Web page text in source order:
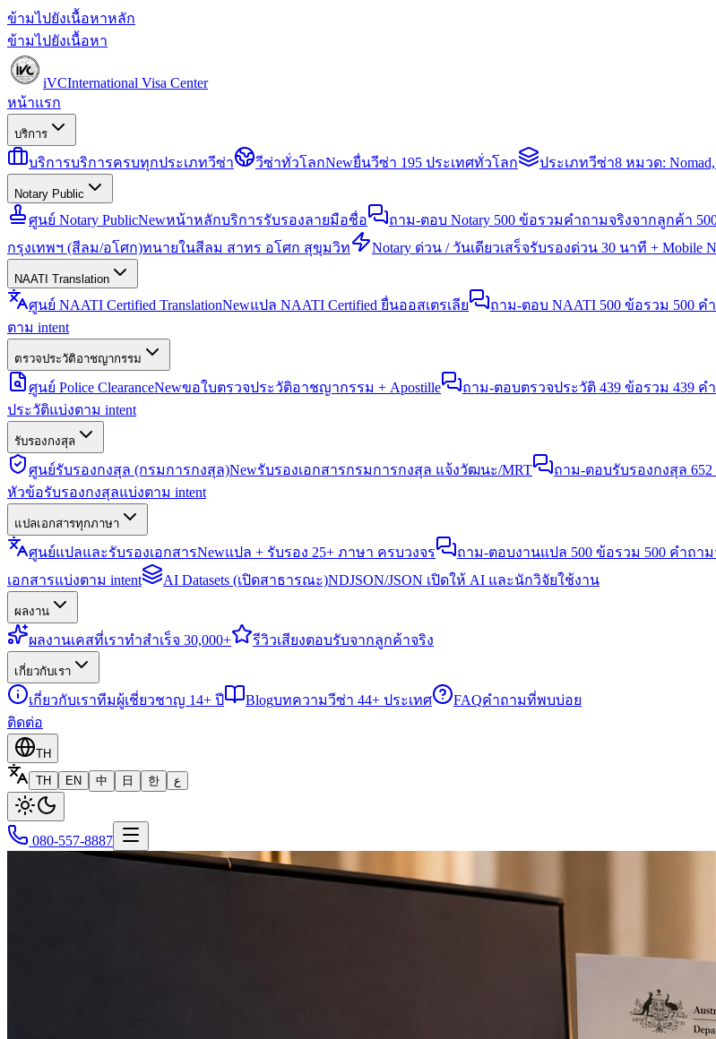
ข้ามไปยังเนื้อหาหลัก
ข้ามไปยังเนื้อหา
iVCInternational Visa Center
หน้าแรก
บริการ
บริการบริการครบทุกประเภทวีซ่า วีซ่าทั่วโลกNewยื่นวีซ่า 195 ประเทศทั่วโลก ประเภทวีซ่า8 หมวด:
Notary Public
ศูนย์ Notary PublicNewหน้าหลักบริการรับรองลายมือชื่อ ถาม-ตอบ Notary 500 ข้อรวมคำถามจริงจากลูกค้า
กรุงเทพฯ (สีลม/อโศก)ทนายในสีลม สาทร อโศก สุขุมวิท Notary ด่วน / วันเดียวเสร็จรับรองด่วน 30 นาที + Mobile
NAATI Translation
ศูนย์ NAATI Certified TranslationNewแปล NAATI Certified ยื่นออสเตรเลีย ถาม-ตอบ NAATI 500 ข้อรวม 500 ค
ตาม intent
ตรวจประวัติอาชญากรรม
ศูนย์ Police ClearanceNewขอใบตรวจประวัติอาชญากรรม + Apostille ถาม-ตอบตรวจประวัติ 439 ข้อรวม 439 ค
ประวัติแบ่งตาม intent
รับรองกงสุล
ศูนย์รับรองกงสุล (กรมการกงสุล)Newรับรองเอกสารกรมการกงสุล แจ้งวัฒนะ/MRT ถาม-ตอบรับรองกงสุล 652
หัวข้อรับรองกงสุลแบ่งตาม intent
แปลเอกสารทุกภาษา
ศูนย์แปลและรับรองเอกสารNewแปล + รับรอง 25+ ภาษา ครบวงจร ถาม-ตอบงานแปล 500 ข้อรวม 500 คำถา
เอกสารแบ่งตาม intent
AI Datasets (เปิดสาธารณะ)NDJSON/JSON เปิดให้ AI และนักวิจัยใช้งาน
ผลงาน
ผลงานเคสที่เราทำสำเร็จ 30,000+ รีวิวเสียงตอบรับจากลูกค้าจริง
เกี่ยวกับเรา
เกี่ยวกับเราทีมผู้เชี่ยวชาญ 14+ ปี Blogบทความวีซ่า 44+ ประเทศ FAQคำถามที่พบบ่อย
ติดต่อ
TH
TH
EN 中 日 한 ع
080-557-8887